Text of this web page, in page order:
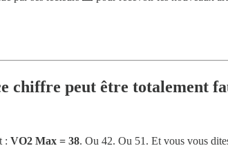
chiffre peut être totalement
: VO2 Max = 38. Ou 42. Ou 51. Et vous vous